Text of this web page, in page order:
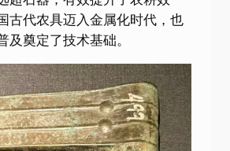
古代农具迈入金属化时代，也
及奠定了技术基础。